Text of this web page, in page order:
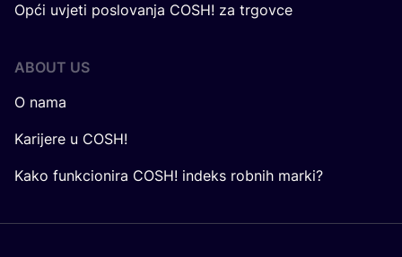
Opći uvjeti poslovanja COSH! za trgovce
ABOUT US
O nama
Karijere u COSH!
Kako funkcionira COSH! indeks robnih marki?